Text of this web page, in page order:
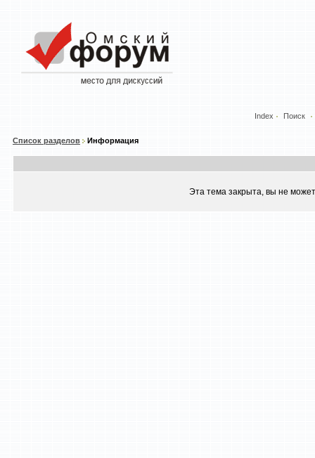
Index Поиск
Список разделов Информация
Эта тема закрыта, вы не